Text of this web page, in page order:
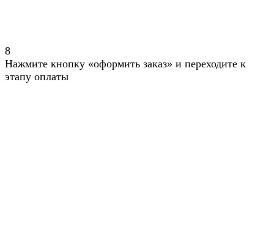
8
Нажмите кнопку «оформить заказ» и переходите к
этапу оплаты